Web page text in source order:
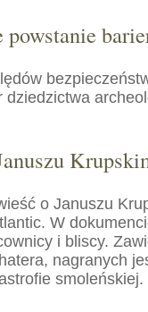
dziedzictwa
o Januszu
W
i bliscy.
nagranych
smoleńskiej.